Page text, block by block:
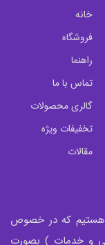
خانه
فروشگاه
راهنما
تماس با ما
گالری محصولات
تخفیفات ویژه
مقالات
هستیم که در خصوص
و خدمات ) بصورت